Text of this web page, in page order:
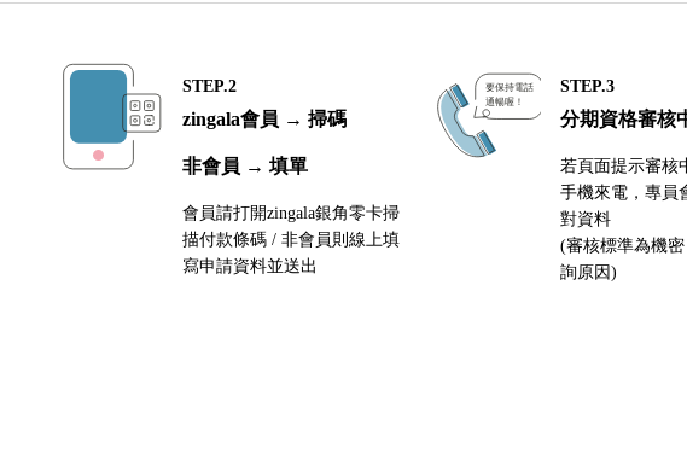
STEP.2
zingala會員 → 掃碼
非會員 → 填單
會員請打開zingala銀角零卡掃
描付款條碼 / 非會員則線上填
寫申請資料並送出
STEP.3
分期資格審核
若頁面提示審核
手機來電，專員
對資料
(審核標準為機
詢原因)